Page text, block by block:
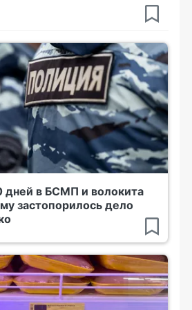
дней в БСМП и волокита
застопорилось дело